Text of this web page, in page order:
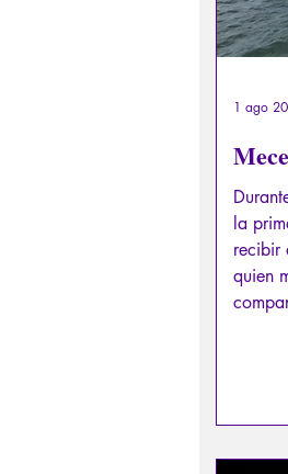
la
recibir
quien
huye
1 ago